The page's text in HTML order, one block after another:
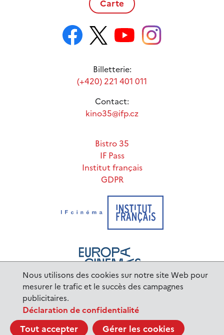
Nous utilisons des cookies sur notre site Web pour
mesurer le trafic et le succès des campagnes
publicitaires.
Déclaration de confidentialité
Tout accepter Gérer les cookies
Carte
Billetterie:
(+420) 221 401 011
Contact:
kino35@ifp.cz
Bistro 35
IF Pass
Institut français
GDPR
© 2023 Institut français de Prague |
code:BurnITdesign:Tajpej Design